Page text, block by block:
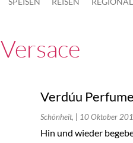
Versace
Verdúu
Schönheit, | 10 Oktober
Hin und wieder